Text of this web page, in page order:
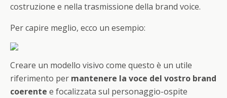
costruzione e nella trasmissione della brand voice.
Per capire meglio, ecco un esempio:
Creare un modello visivo come questo è un utile
riferimento per mantenere la voce del vostro brand
coerente e focalizzata sul personaggio-ospite